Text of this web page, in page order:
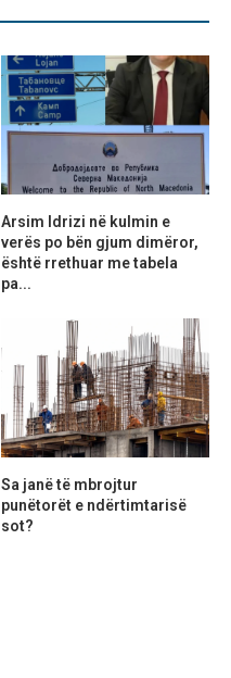
Arsim Idrizi në kulmin e
verës po bën gjum dimëror,
është rrethuar me tabela
pa...
Sa janë të mbrojtur
punëtorët e ndërtimtarisë
sot?